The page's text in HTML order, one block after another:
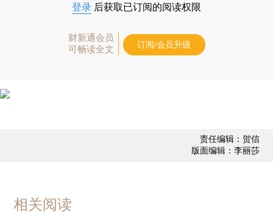
登录 后获取已订阅的阅读权限
财新通会员
可畅读全文
订阅/会员升级
责任编辑：贺信
版面编辑：李丽莎
相关阅读